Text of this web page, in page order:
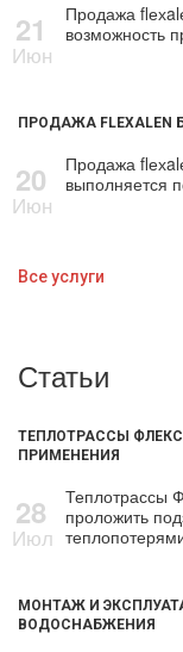
21
Июн
Продажа
возможность
ПРОДАЖА FLEXALEN
20
Июн
Продажа
выполняется
Все услуги
Статьи
ТЕПЛОТРАССЫ
ПРИМЕНЕНИЯ
28
Июл
Теплотрассы
проложить
МОНТАЖ И
ВОДОСНАБЖЕНИЯ